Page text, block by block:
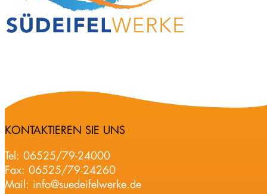
KONTAKTIEREN SIE UNS
Tel: 06525/79-24000
Fax: 06525/79-24260
Mail: info@suedeifelwerke.de